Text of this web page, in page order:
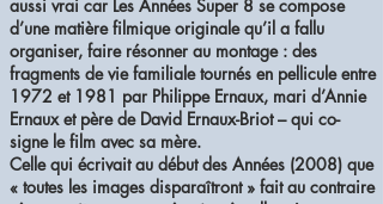
aussi vrai car Les Années Super 8 se compose
d’une matière filmique originale qu’il a fallu
organiser, faire résonner au montage : des
fragments de vie familiale tournés en pellicule entre
1972 et 1981 par Philippe Ernaux, mari d’Annie
Ernaux et père de David Ernaux-Briot – qui co-
signe le film avec sa mère.
Celle qui écrivait au début des Années (2008) que
« toutes les images disparaîtront » fait au contraire